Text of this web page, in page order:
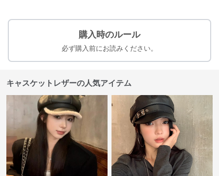
購入時のルール
必ず購入前にお読みください。
キャスケットレザーの人気アイテム